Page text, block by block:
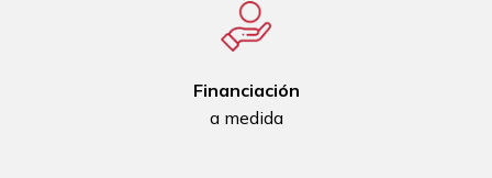
Financiación
a medida